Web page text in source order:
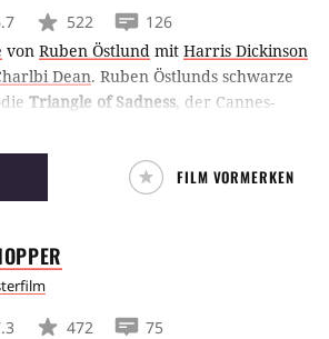
522
126
von Ruben Östlund mit Harris Dickinson
Dean. Ruben Östlunds schwarze
Triangle of Sadness, der Cannes-
Luxus-Yacht für Reiche, wo die
bald aus dem Ruder läuft.FILM VORMERKEN
472
75